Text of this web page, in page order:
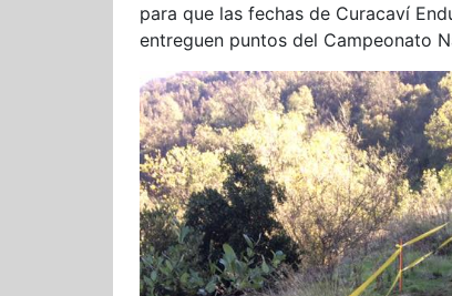
para que las fechas de Curacaví
entreguen puntos del Campeonato